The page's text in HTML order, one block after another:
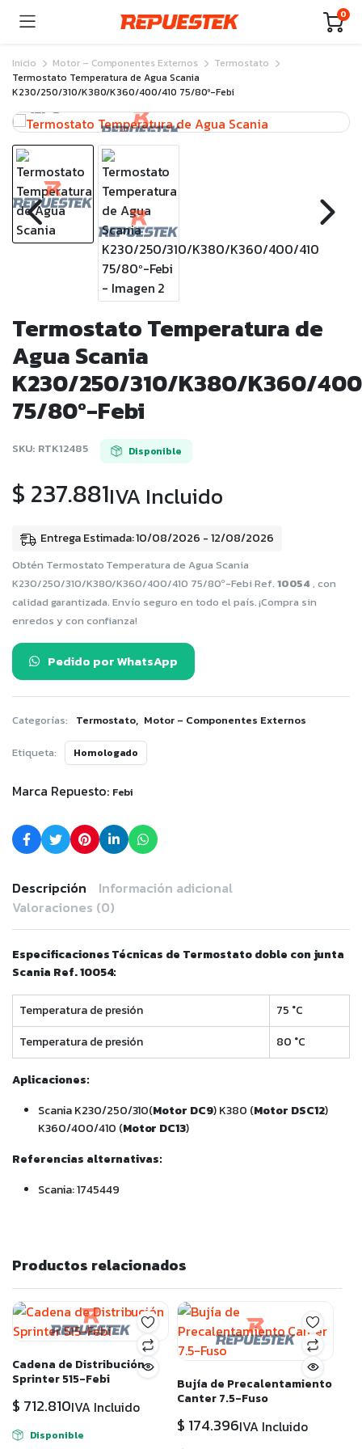
0
Inicio Motor – Componentes Externos
Termostato
Termostato Temperatura de Agua Scania
K230/250/310/K380/K360/400/410 75/80º-Febi
Termostato Temperatura de
Agua Scania
K230/250/310/K380/K360/
75/80º-Febi
SKU: RTK12485 Disponible
$ 237.881IVA Incluido
Entrega Estimada: 10/08/2026 - 12/08/2026
Obtén Termostato Temperatura de Agua Scania
K230/250/310/K380/K360/400/410 75/80º-Febi Ref. 10054, con
calidad garantizada. Envío seguro en todo el país. ¡Compra sin
enredos y con confianza!
Pedido por WhatsApp
Categorías: Termostato, Motor – Componentes Externos
Etiqueta: Homologado
Marca Repuesto: Febi
Descripción
Información adicional
Valoraciones (0)
Especificaciones Técnicas de Termostato doble con junta
Scania Ref. 10054:
Temperatura de presión
75 °C
Temperatura de presión
80 °C
Aplicaciones:
Scania K230/250/310(Motor DC9) K380 (Motor DSC12)
K360/400/410 (Motor DC13)
Referencias alternativas:
Scania: 1745449
Productos relacionados
Cadena de Distribución
Sprinter 515-Febi
$ 712.810IVA Incluido
Disponible
Bujía de Precalentamiento
Canter 7.5-Fuso
$ 174.396IVA Incluido